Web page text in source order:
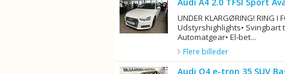
UNDER KLARGØRING! RING I
Udstyrshighlights• Svingbart
Automatgear• El-bet...
Flere billeder
Audi Q4 e-tron 35 SUV